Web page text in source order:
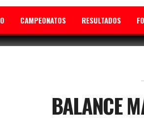
CAMPEONATOS RESULTADOS
BALANCE